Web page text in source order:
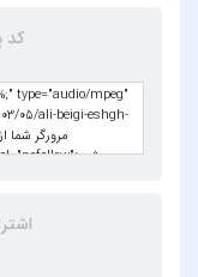
کد